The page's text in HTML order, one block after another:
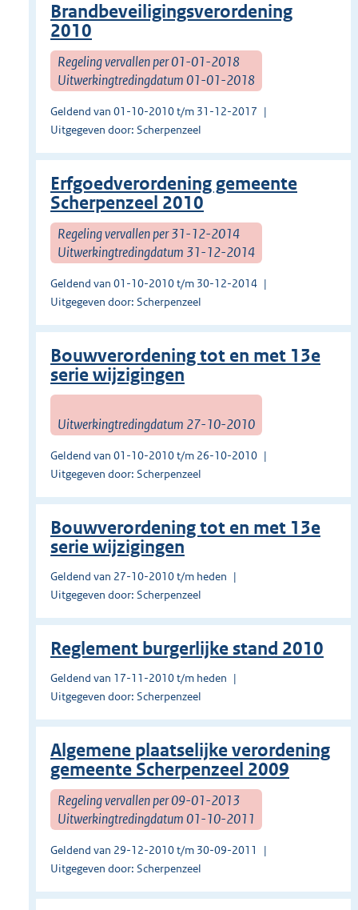
Brandbeveiligingsverordening
2010
Regeling vervallen per 01-01-2018
Uitwerkingtredingdatum 01-01-2018
Geldend van 01-10-2010 t/m 31-12-2017
Uitgegeven door: Scherpenzeel
Erfgoedverordening gemeente
Scherpenzeel 2010
Regeling vervallen per 31-12-2014
Uitwerkingtredingdatum 31-12-2014
Geldend van 01-10-2010 t/m 30-12-2014
Uitgegeven door: Scherpenzeel
Bouwverordening tot en met 13e
serie wijzigingen
Uitwerkingtredingdatum 27-10-2010
Geldend van 01-10-2010 t/m 26-10-2010
Uitgegeven door: Scherpenzeel
Bouwverordening tot en met 13e
serie wijzigingen
Geldend van 27-10-2010 t/m heden
Uitgegeven door: Scherpenzeel
Reglement burgerlijke stand 2010
Geldend van 17-11-2010 t/m heden
Uitgegeven door: Scherpenzeel
Algemene plaatselijke verordening
gemeente Scherpenzeel 2009
Regeling vervallen per 09-01-2013
Uitwerkingtredingdatum 01-10-2011
Geldend van 29-12-2010 t/m 30-09-2011
Uitgegeven door: Scherpenzeel